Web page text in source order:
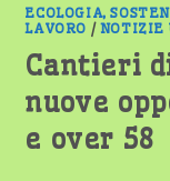
ECOLOGIA,
LAVORO / NOTIZIE
Cantieri
nuove
e over 58